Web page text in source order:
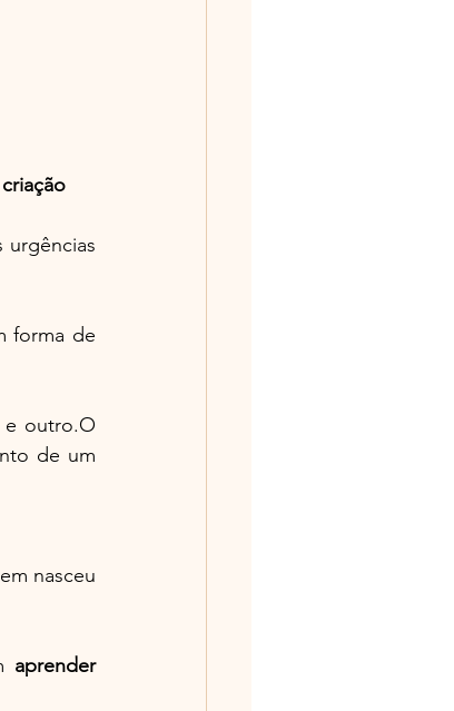
urgências
forma de
e outro.O
de um
nasceu
aprender